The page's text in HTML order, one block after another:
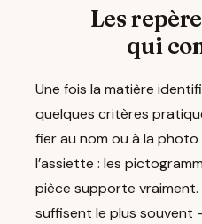
Les
qui
Une fois la matière
quelques critères
fier au nom ou à la
l’assiette : les
pièce supporte
suffisent le plus souvent